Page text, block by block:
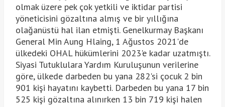
olmak üzere pek çok yetkili ve iktidar partisi
yöneticisini gözaltına almış ve bir yıllığına
olağanüstü hal ilan etmişti. Genelkurmay Başkanı
General Min Aung Hlaing, 1 Ağustos 2021'de
ülkedeki OHAL hükümlerini 2023'e kadar uzatmıştı.
Siyasi Tutuklulara Yardım Kuruluşunun verilerine
göre, ülkede darbeden bu yana 282'si çocuk 2 bin
901 kişi hayatını kaybetti. Darbeden bu yana 17 bin
525 kişi gözaltına alınırken 13 bin 719 kişi halen